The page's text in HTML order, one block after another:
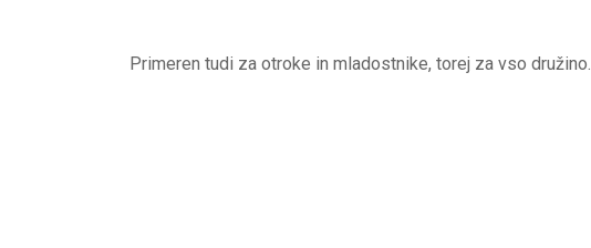
Primeren tudi za otroke in mladostnike, torej za vso družino.